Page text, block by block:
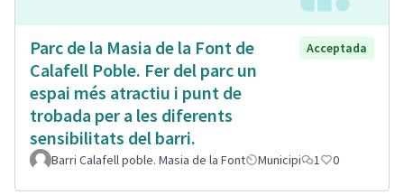
Parc de la Masia de la Font de
Calafell Poble. Fer del parc un
espai més atractiu i punt de
trobada per a les diferents
sensibilitats del barri.
Acceptada
Barri Calafell poble. Masia de la Font Municipi 1 0